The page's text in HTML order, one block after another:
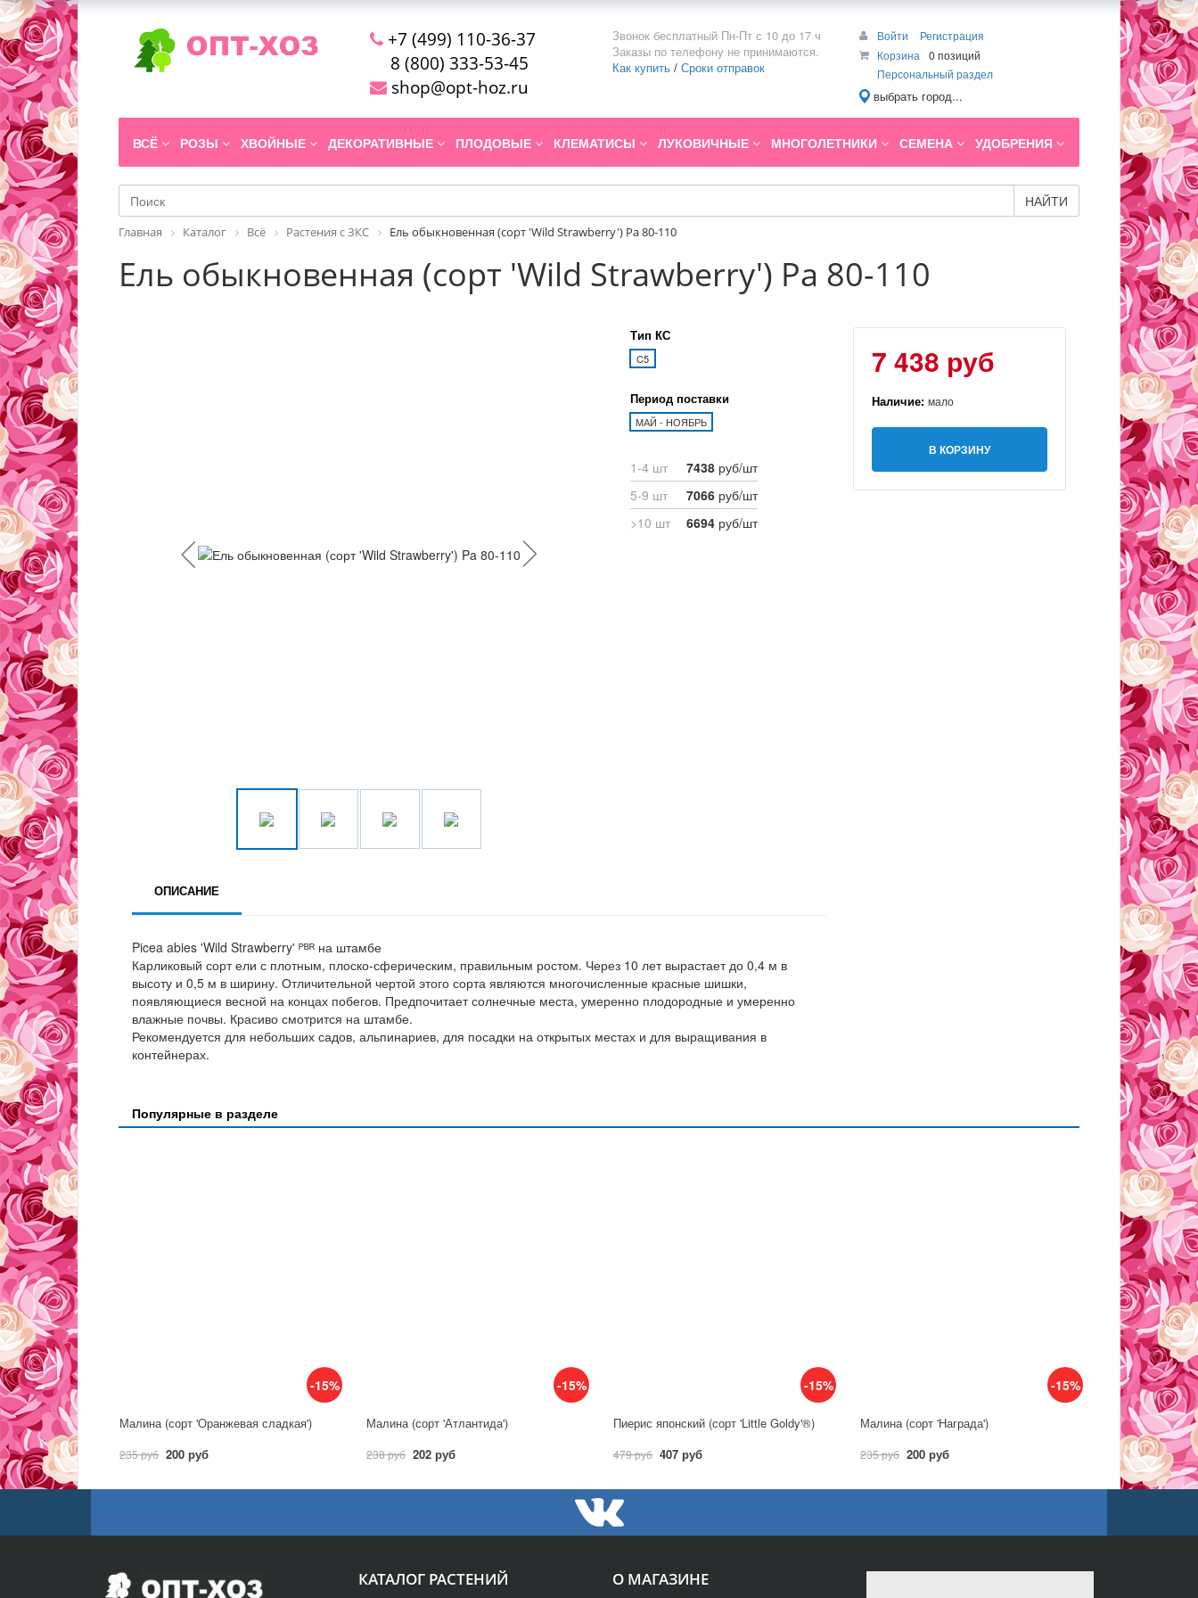
+7 (499) 110-36-37
8 (800) 333-53-45
shop@opt-hoz.ru
Звонок бесплатный Пн-Пт с 10 до 17 ч
Заказы по телефону не принимаются.
Как купить / Сроки отправок
Войти
Регистрация
Корзина
0 позиций
Персональный раздел
выбрать город...
ВСЁ РОЗЫ ХВОЙНЫЕ ДЕКОРАТИВНЫЕ ПЛОДОВЫЕ КЛЕМАТИСЫ ЛУКОВИЧНЫЕ МНОГОЛЕТНИКИ СЕМЕНА УДОБРЕНИЯ
НАЙТИ
Главная Каталог Всё Растения с ЗКС Ель обыкновенная (сорт 'Wild Strawberry') Pa 80-110
Ель обыкновенная (сорт 'Wild Strawberry') Pa 80-110
Тип КС
C5
Период поставки
МАЙ - НОЯБРЬ
1-4 шт 7438 руб/шт
5-9 шт
7066 руб/шт
>10 шт
6694 руб/шт
7 438 руб
Наличие: мало
В КОРЗИНУ
ОПИСАНИЕ
Picea abies 'Wild Strawberry' ᴾᴮᴿ на штамбе
Карликовый сорт ели с плотным, плоско-сферическим, правильным ростом. Через 10 лет вырастает до 0,4 м в
высоту и 0,5 м в ширину. Отличительной чертой этого сорта являются многочисленные красные шишки,
появляющиеся весной на концах побегов. Предпочитает солнечные места, умеренно плодородные и умеренно
влажные почвы. Красиво смотрится на штамбе.
Рекомендуется для небольших садов, альпинариев, для посадки на открытых местах и для выращивания в
контейнерах.
Популярные в разделе
-15%
Малина (сорт 'Оранжевая сладкая')
235 руб 200 руб
-15%
Малина (сорт 'Атлантида')
238 руб 202 руб
-15%
Пиерис японский (сорт 'Little Goldy'®)
479 руб 407 руб
-15%
Малина (сорт 'Награда')
235 руб 200 руб
О МАГАЗИНЕ
КАТАЛОГ РАСТЕНИЙ